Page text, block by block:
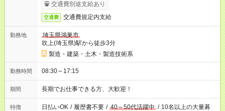
交通費別途支給あり
交通費 交通費規定内支給
勤務地
埼玉県鴻巣市
吹上(埼玉県)駅から徒歩3分
製造・建築・土木・製造技術系
勤務時間 08:30～17:15
期間 長期でお仕事できる方、大歓迎！
特徴 日払いOK / 履歴書不要 / 40～50代活躍中 / 10名以上の大量募